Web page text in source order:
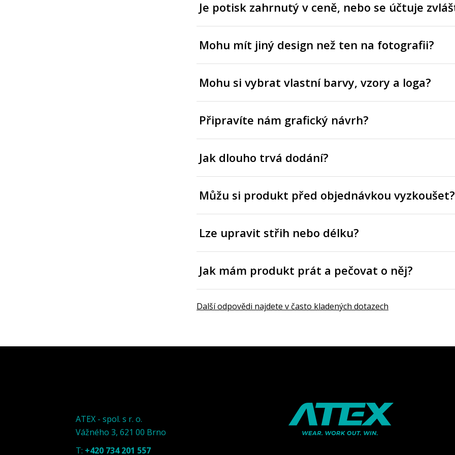
Je potisk zahrnutý v ceně, nebo se účtuje
Mohu mít jiný design než ten na fotografii?
Mohu si vybrat vlastní barvy, vzory a loga?
Připravíte nám grafický návrh?
Jak dlouho trvá dodání?
Můžu si produkt před objednávkou vyzkoušet?
Lze upravit střih nebo délku?
Jak mám produkt prát a pečovat o něj?
Další odpovědi najdete v často kladených dotazech
ATEX - spol. s r. o.
Vážného 3, 621 00 Brno
T: +420 734 201 557